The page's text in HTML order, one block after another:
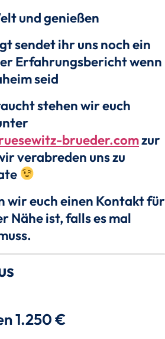
und genießen
sendet ihr uns noch ein
Erfahrungsbericht wenn
seid
stehen wir euch
brueder.comzur
verabreden uns zu
wir euch einen Kontakt für
Nähe ist, falls es mal
1.250 €